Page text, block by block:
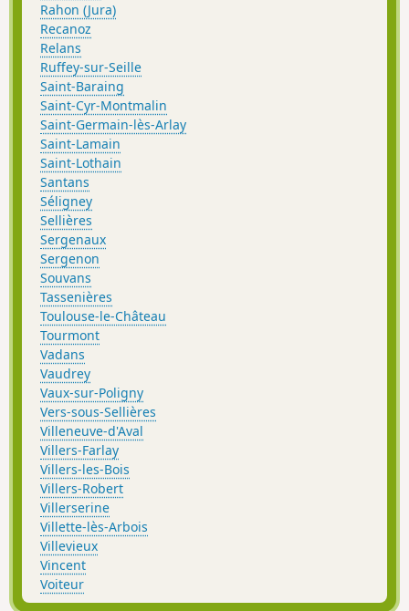
Rahon (Jura)
Recanoz
Relans
Ruffey-sur-Seille
Saint-Baraing
Saint-Cyr-Montmalin
Saint-Germain-lès-Arlay
Saint-Lamain
Saint-Lothain
Santans
Séligney
Sellières
Sergenaux
Sergenon
Souvans
Tassenières
Toulouse-le-Château
Tourmont
Vadans
Vaudrey
Vaux-sur-Poligny
Vers-sous-Sellières
Villeneuve-d'Aval
Villers-Farlay
Villers-les-Bois
Villers-Robert
Villerserine
Villette-lès-Arbois
Villevieux
Vincent
Voiteur